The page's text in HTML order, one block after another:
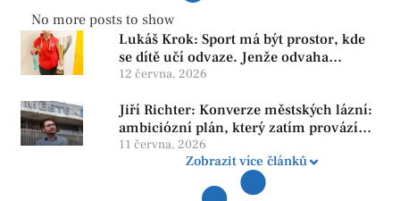
No more posts to show
Lukáš Krok: Sport má být prostor, kde
se dítě učí odvaze. Jenže odvaha
neroste tam, kde se bojí udělat chybu.
12 června, 2026
Jiří Richter: Konverze městských lázní:
ambiciózní plán, který zatím provází
více otazníků než jistot
11 června, 2026
Zobrazit více článků